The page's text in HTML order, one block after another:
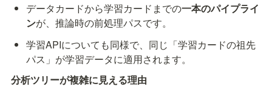
データカードから学習カードまでの一本のパイプライ
ンが、推論時の前処理パスです。
学習APIについても同様で、同じ「学習カードの祖先
パス」が学習データに適用されます。
分析ツリーが複雑に見える理由